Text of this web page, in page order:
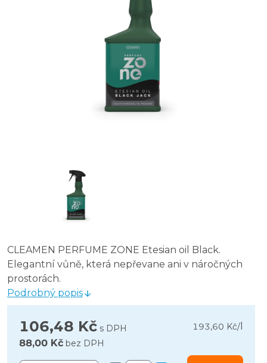
CLEAMEN PERFUME ZONE Etesian oil Black.
Elegantní vůně, která nepřevane ani v náročných
prostorách.
Podrobný popis
106,48 Kč s DPH 193,60 Kč/
88,00 Kč bez DPH